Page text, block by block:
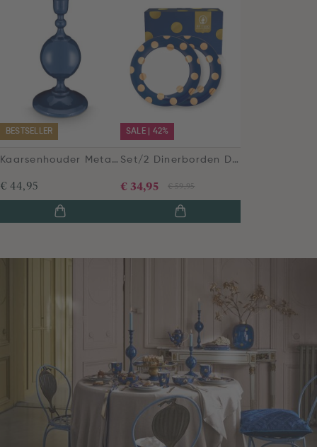
BESTSELLER
Kaarsenhouder Metalen Bol Marineblauw 24cm
€ 44,95
SALE | 42%
Set/2 Dinerborden Dot Delight Navy/Goud 26.5cm
€ 59,95
€ 34,95